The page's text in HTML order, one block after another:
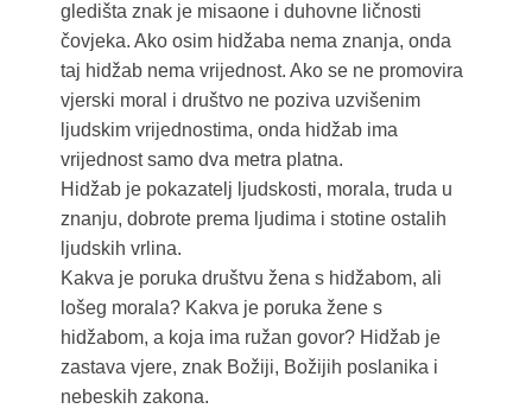
gledišta znak je misaone i duhovne ličnosti
čovjeka. Ako osim hidžaba nema znanja, onda
taj hidžab nema vrijednost. Ako se ne promovira
vjerski moral i društvo ne poziva uzvišenim
ljudskim vrijednostima, onda hidžab ima
vrijednost samo dva metra platna.
Hidžab je pokazatelj ljudskosti, morala, truda u
znanju, dobrote prema ljudima i stotine ostalih
ljudskih vrlina.
Kakva je poruka društvu žena s hidžabom, ali
lošeg morala? Kakva je poruka žene s
hidžabom, a koja ima ružan govor? Hidžab je
zastava vjere, znak Božiji, Božijih poslanika i
nebeskih zakona.